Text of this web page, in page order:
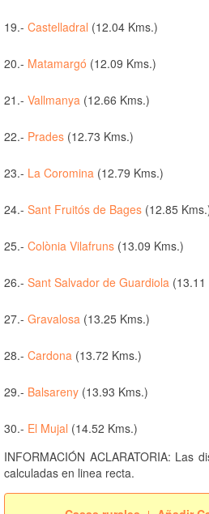
19.- Castelladral (12.04 Kms.)
20.- Matamargó (12.09 Kms.)
21.- Vallmanya (12.66 Kms.)
22.- Prades (12.73 Kms.)
23.- La Coromina (12.79 Kms.)
24.- Sant Fruitós de Bages (12.85
25.- Colònia Vilafruns (13.09 Kms.)
26.- Sant Salvador de Guardiola (13.11
27.- Gravalosa (13.25 Kms.)
28.- Cardona (13.72 Kms.)
29.- Balsareny (13.93 Kms.)
30.- El Mujal (14.52 Kms.)
INFORMACIÓN ACLARATORIA: Las
calculadas en linea recta.